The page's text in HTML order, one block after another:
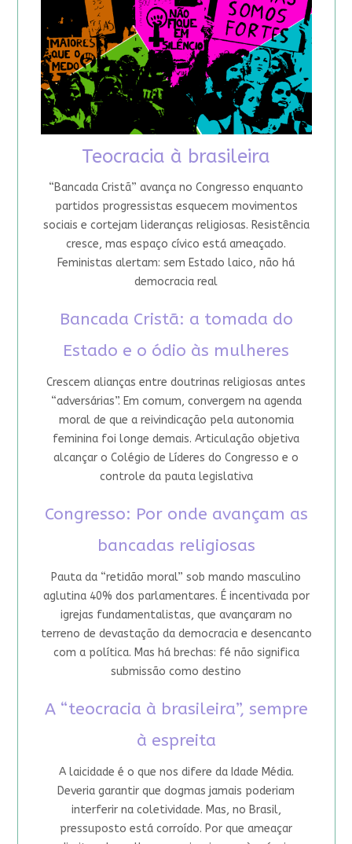
Teocracia à brasileira
“Bancada Cristã” avança no Congresso enquanto
partidos progressistas esquecem movimentos
sociais e cortejam lideranças religiosas. Resistência
cresce, mas espaço cívico está ameaçado.
Feministas alertam: sem Estado laico, não há
democracia real
Bancada Cristã: a tomada do
Estado e o ódio às mulheres
Crescem alianças entre doutrinas religiosas antes
“adversárias”. Em comum, convergem na agenda
moral de que a reivindicação pela autonomia
feminina foi longe demais. Articulação objetiva
alcançar o Colégio de Líderes do Congresso e o
controle da pauta legislativa
Congresso: Por onde avançam as
bancadas religiosas
Pauta da “retidão moral” sob mando masculino
aglutina 40% dos parlamentares. É incentivada por
igrejas fundamentalistas, que avançaram no
terreno de devastação da democracia e desencanto
com a política. Mas há brechas: fé não significa
submissão como destino
A “teocracia à brasileira”, sempre
à espreita
A laicidade é o que nos difere da Idade Média.
Deveria garantir que dogmas jamais poderiam
interferir na coletividade. Mas, no Brasil,
pressuposto está corroído. Por que ameaçar